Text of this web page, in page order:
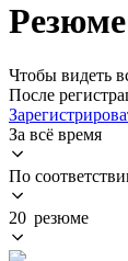
Чтобы видеть
После
За всё время
По
20 резюме